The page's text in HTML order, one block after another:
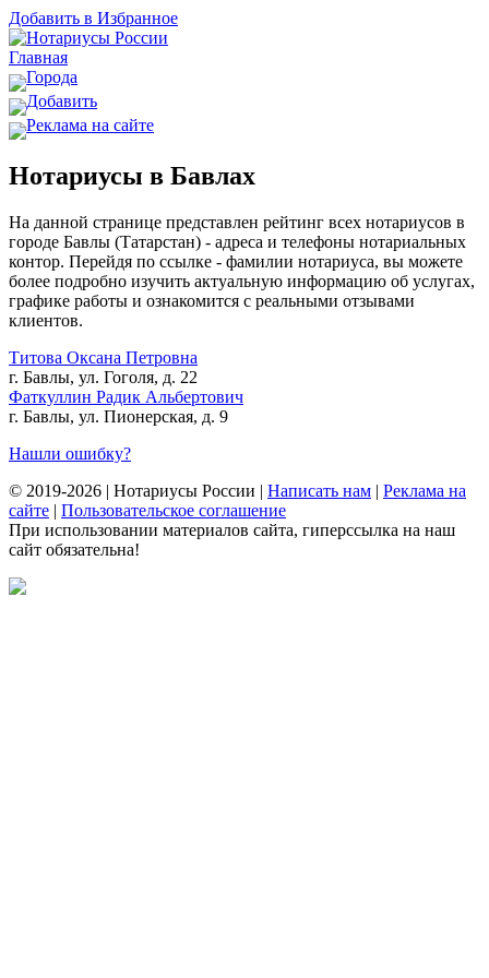
Добавить в Избранное
Главная
Города
Добавить
Реклама на сайте
Нотариусы в Бавлах
На данной странице представлен рейтинг всех нотариусов в
городе Бавлы (Татарстан) - адреса и телефоны нотариальных
контор. Перейдя по ссылке - фамилии нотариуса, вы можете
более подробно изучить актуальную информацию об услугах,
графике работы и ознакомится с реальными отзывами
клиентов.
Титова Оксана Петровна
г. Бавлы, ул. Гоголя, д. 22
Фаткуллин Радик Альбертович
г. Бавлы, ул. Пионерская, д. 9
Нашли ошибку?
© 2019-2026 | Нотариусы России | Написать нам | Реклама на
сайте | Пользовательское соглашение
При использовании материалов сайта, гиперссылка на наш
сайт обязательна!